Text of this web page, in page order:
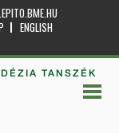
ENGLISH
TANSZÉK